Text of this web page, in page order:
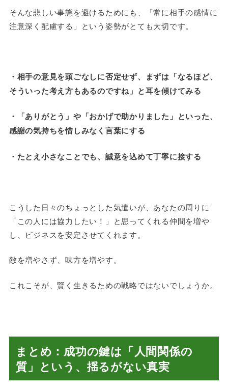
そんな悲しい事態を避けるためにも、「常に相手の感情に
注意深く配慮する」という姿勢がとても大切です。
・相手の意見を頭ごなしに否定せず、まずは「なるほど、
そういった考え方もあるのですね」と耳を傾けてみる
・「ありがとう」や「おかげで助かりました」といった、
感謝の気持ちを惜しみなく言葉にする
・たとえ小さなことでも、誠意を込めて丁寧に接する
こうした日々のちょっとした気遣いが、あなたの周りに
「この人には協力したい！」と思ってくれる仲間を増や
し、ビジネスを安定させてくれます。
敵を増やさず、味方を増やす。
これこそが、賢く生きるための戦略ではないでしょうか。
まとめ：成功の鍵は「人間関係の
質」という、揺るがない真実